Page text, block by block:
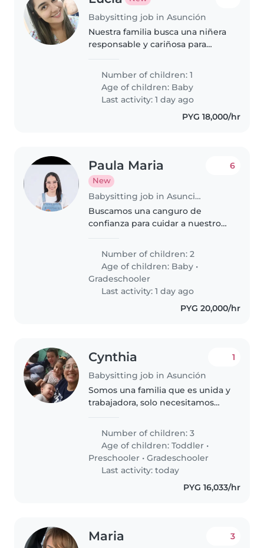
Babysitting job in Asunción
Nuestra familia busca una niñera
responsable y cariñosa para
jugar y acompañar a bebés
curiosos. Preferible que se..
Number of children: 1
Age of children: Baby
Last activity: 1 day ago
PYG 18,000/hr
Paula Maria
New
Babysitting job in Asunción
6
Buscamos una canguro de
confianza para cuidar a nuestros
niño de primaria. Ideal que
disfrute con labores del hogar y
tenga experiencia con niños
tranquilos..
Number of children: 2
Age of children: Baby •
Gradeschooler
Last activity: 1 day ago
PYG 20,000/hr
Cynthia
Babysitting job in Asunción
1
Somos una familia que es unida y
trabajadora, solo necesitamos
Number of children: 3
Age of children:Toddler •
Preschooler •Gradeschooler
Last activity: today
PYG 16,033/hr
Maria 3